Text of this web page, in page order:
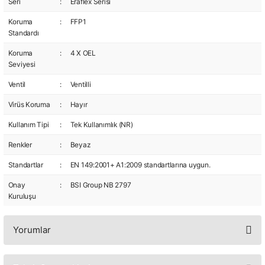
Koruma
Standardı
: FFP1
Koruma
Seviyesi
: 4 X OEL
Ventil : Ventilli
Virüs Koruma : Hayır
Kullanım Tipi : Tek Kullanımlık (NR)
Renkler : Beyaz
Standartlar : EN 149:2001+ A1:2009 standartlarına uygun.
Onay
Kuruluşu
: BSI Group NB 2797
Yorumlar